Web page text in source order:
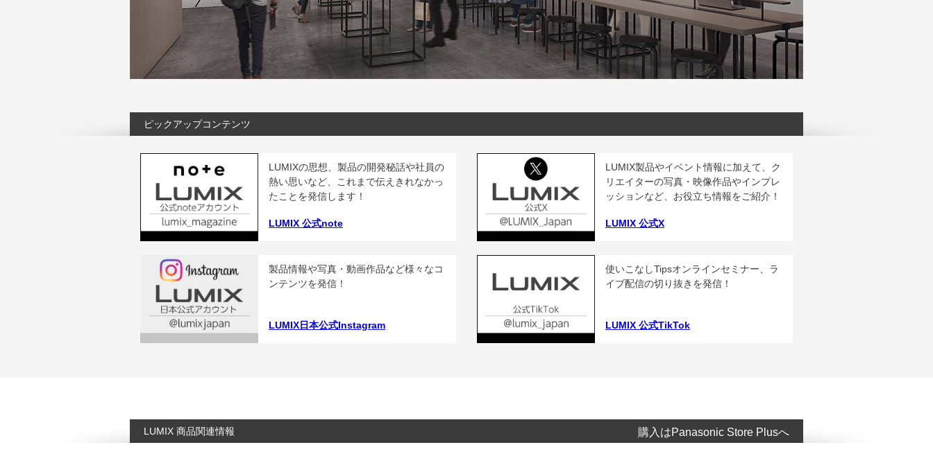
ピックアップコンテンツ
LUMIXの思想、製品の開発秘話や社員の
熱い思いなど、これまで伝えきれなかっ
たことを発信します！
LUMIX 公式note
LUMIX製品やイベント情報に加えて、ク
リエイターの写真・映像作品やインプレ
ッションなど、お役立ち情報をご紹介！
LUMIX 公式X
製品情報や写真・動画作品など様々なコ
ンテンツを発信！
LUMIX日本公式Instagram
使いこなしTipsオンラインセミナー、ラ
イブ配信の切り抜きを発信！
LUMIX 公式TikTok
LUMIX 商品関連情報 購入はPanasonic Store Plusへ